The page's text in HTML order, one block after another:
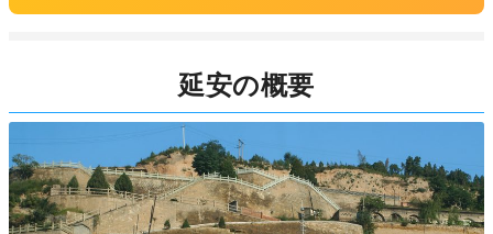
延安の概要